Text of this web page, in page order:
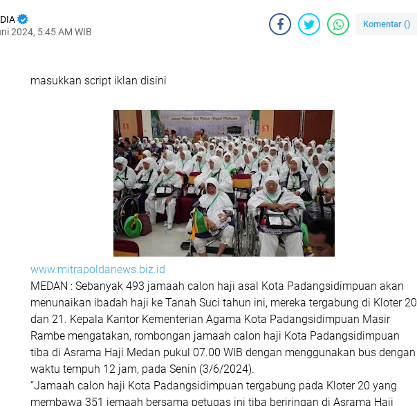
2024, 5:45 AM WIB
Komentar ()
masukkan script iklan disini
www.mitrapoldanews.biz.id
MEDAN : Sebanyak 493 jamaah calon haji asal Kota Padangsidimpuan akan
menunaikan ibadah haji ke Tanah Suci tahun ini, mereka tergabung di Kloter 20
dan 21. Kepala Kantor Kementerian Agama Kota Padangsidimpuan Masir
Rambe mengatakan, rombongan jamaah calon haji Kota Padangsidimpuan
tiba di Asrama Haji Medan pukul 07.00 WIB dengan menggunakan bus dengan
waktu tempuh 12 jam, pada Senin (3/6/2024).
“Jamaah calon haji Kota Padangsidimpuan tergabung pada Kloter 20 yang
membawa 351 jemaah bersama petugas ini tiba beriringan di Asrama Haji